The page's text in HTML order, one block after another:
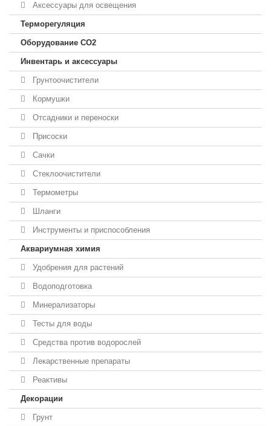
Аксессуары для освещения
Терморегуляция
Оборудование CO2
Инвентарь и аксессуары
Грунтоочистители
Кормушки
Отсадники и переноски
Присоски
Сачки
Стеклоочистители
Термометры
Шланги
Инструменты и приспособления
Аквариумная химия
Удобрения для растений
Водоподготовка
Минерализаторы
Тесты для воды
Средства против водорослей
Лекарственные препараты
Реактивы
Декорации
Грунт